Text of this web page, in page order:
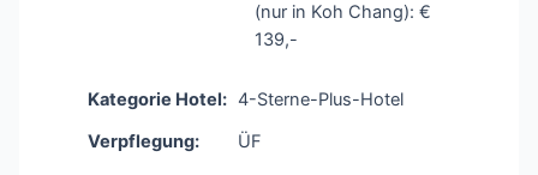
(nur in Koh Chang): €
139,-
Kategorie Hotel: 4-Sterne-Plus-Hotel
Verpflegung:
ÜF